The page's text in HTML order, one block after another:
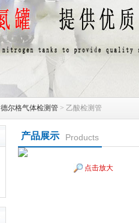
德尔格气体检测管 > 乙酸检测管
产品展示 Products
点击放大